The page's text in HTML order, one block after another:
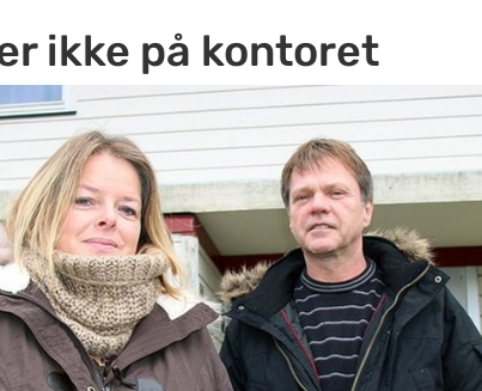
ikke på kontoret